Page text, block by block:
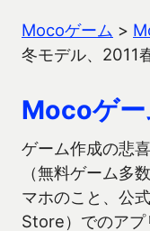
Mocoゲーム >
冬モデル、2011
Mocoゲ
ゲーム作成の悲
（無料ゲーム多
マホのこと、公
Store）でのアプ